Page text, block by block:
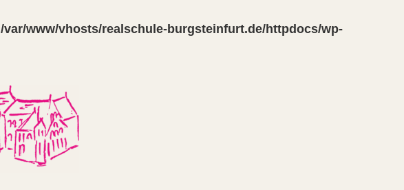
/var/www/vhosts/realschule-burgsteinfurt.de/httpdocs/wp-